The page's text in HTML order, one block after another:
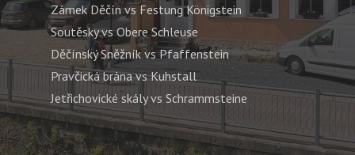
Zámek Děčín vs Festung Königstein
Soutěsky vs Obere Schleuse
Děčínský Sněžník vs Pfaffenstein
Pravčická brána vs Kuhstall
Jetřichovické skály vs Schrammsteine